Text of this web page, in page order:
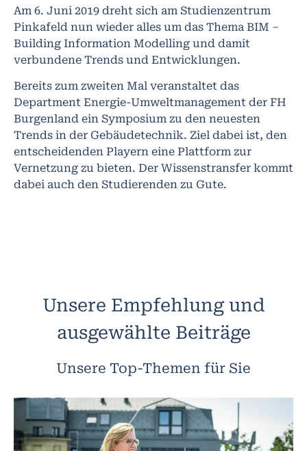
Am 6. Juni 2019 dreht sich am Studienzentrum
Pinkafeld nun wieder alles um das Thema BIM –
Building Information Modelling und damit
verbundene Trends und Entwicklungen.
Bereits zum zweiten Mal veranstaltet das
Department Energie-Umweltmanagement der FH
Burgenland ein Symposium zu den neuesten
Trends in der Gebäudetechnik. Ziel dabei ist, den
entscheidenden Playern eine Plattform zur
Vernetzung zu bieten. Der Wissenstransfer kommt
dabei auch den Studierenden zu Gute.
Unsere Empfehlung und
ausgewählte Beiträge
Unsere Top-Themen für Sie